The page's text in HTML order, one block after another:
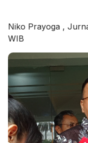
Niko Prayoga ,
WIB